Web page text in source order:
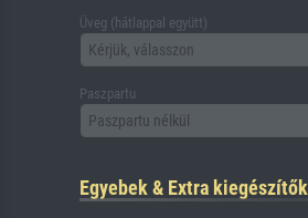
Üveg (hátlappal együtt)
Kérjük, válasszon
Paszpartu
Paszpartu nélkül
Egyebek & Extra kiegészítők